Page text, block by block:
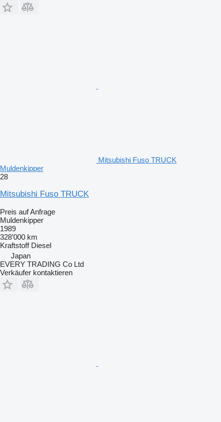
Mitsubishi Fuso TRUCK
Muldenkipper
28
Mitsubishi Fuso TRUCK
Preis auf Anfrage
Muldenkipper
1989
328’000 km
Kraftstoff Diesel
Japan
EVERY TRADING Co Ltd
Verkäufer kontaktieren